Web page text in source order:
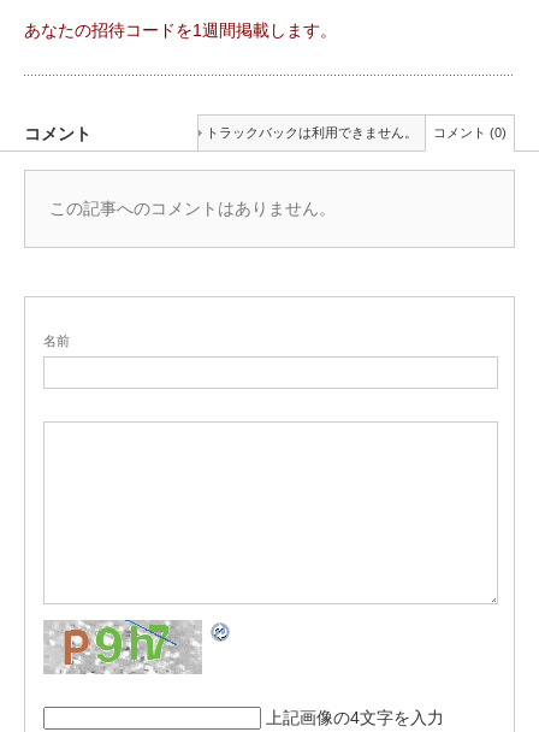
あなたの招待コードを1週間掲載します。
コメント トラックバックは利用できません。 コメント (0)
この記事へのコメントはありません。
名前
上記画像の4文字を入力